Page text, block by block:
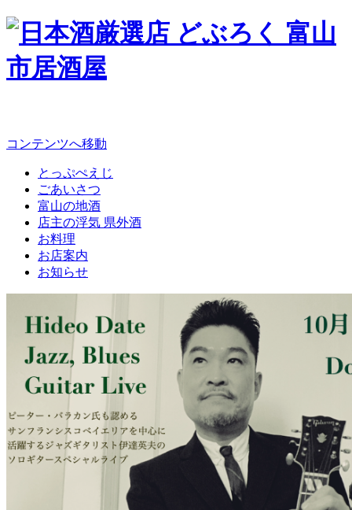
コンテンツへ移動
とっぷぺえじ
ごあいさつ
富山の地酒
店主の浮気 県外酒
お料理
お店案内
お知らせ